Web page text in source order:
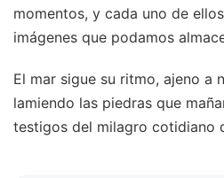
momentos, y cada uno de
imágenes que podamos
El mar sigue su ritmo, ajeno a
lamiendo las piedras que
testigos del milagro cotidiano